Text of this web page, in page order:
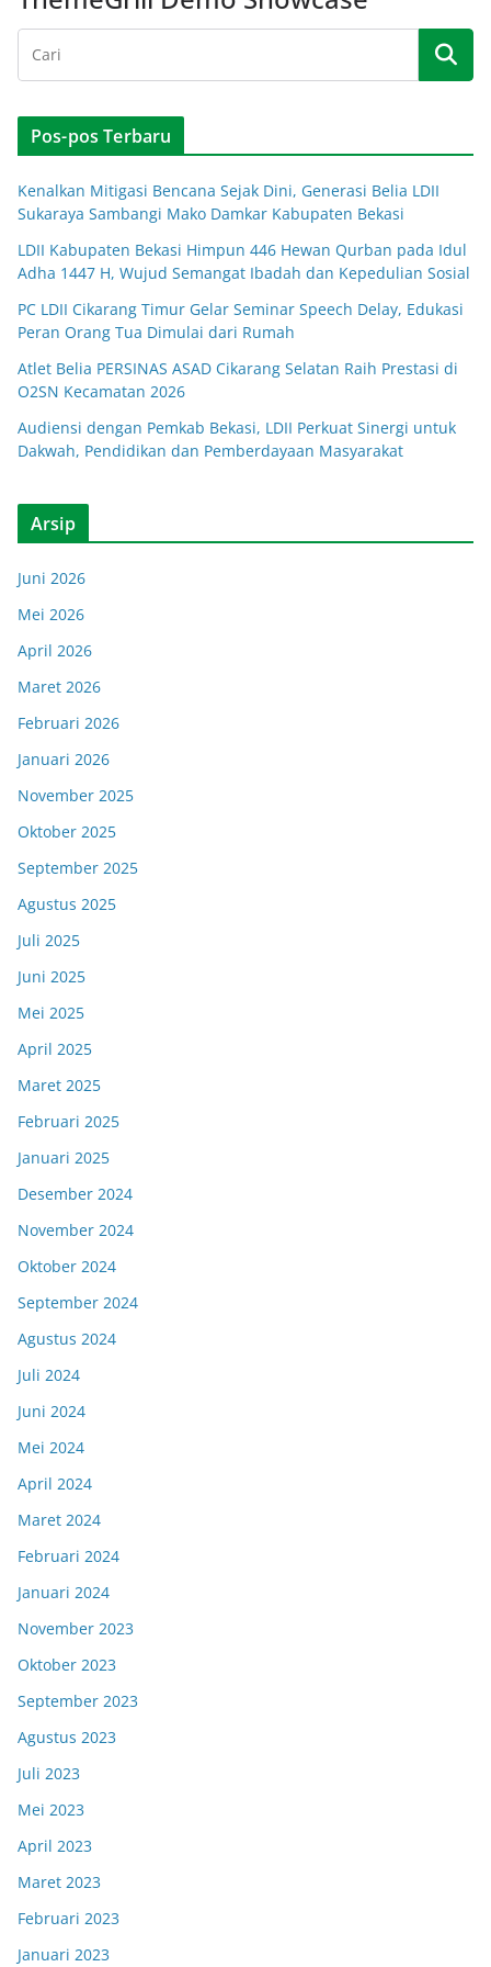
Pos-pos Terbaru
Kenalkan Mitigasi Bencana Sejak Dini, Generasi Belia LDII
Sukaraya Sambangi Mako Damkar Kabupaten Bekasi
LDII Kabupaten Bekasi Himpun 446 Hewan Qurban pada Idul
Adha 1447 H, Wujud Semangat Ibadah dan Kepedulian Sosial
PC LDII Cikarang Timur Gelar Seminar Speech Delay, Edukasi
Peran Orang Tua Dimulai dari Rumah
Atlet Belia PERSINAS ASAD Cikarang Selatan Raih Prestasi di
O2SN Kecamatan 2026
Audiensi dengan Pemkab Bekasi, LDII Perkuat Sinergi untuk
Dakwah, Pendidikan dan Pemberdayaan Masyarakat
Arsip
Juni 2026
Mei 2026
April 2026
Maret 2026
Februari 2026
Januari 2026
November 2025
Oktober 2025
September 2025
Agustus 2025
Juli 2025
Juni 2025
Mei 2025
April 2025
Maret 2025
Februari 2025
Januari 2025
Desember 2024
November 2024
Oktober 2024
September 2024
Agustus 2024
Juli 2024
Juni 2024
Mei 2024
April 2024
Maret 2024
Februari 2024
Januari 2024
November 2023
Oktober 2023
September 2023
Agustus 2023
Juli 2023
Mei 2023
April 2023
Maret 2023
Februari 2023
Januari 2023